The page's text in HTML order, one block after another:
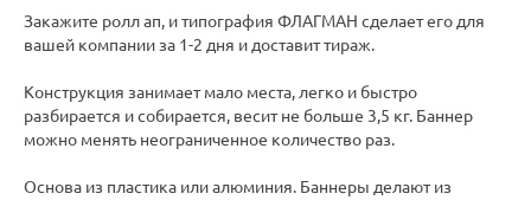
Закажите ролл ап, и типография ФЛАГМАН сделает его для
вашей компании за 1-2 дня и доставит тираж.
Конструкция занимает мало места, легко и быстро
разбирается и собирается, весит не больше 3,5 кг. Баннер
можно менять неограниченное количество раз.
Основа из пластика или алюминия. Баннеры делают из